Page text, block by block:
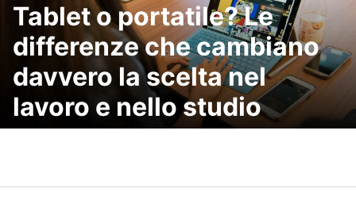
Tablet o portatile? Le
differenze che cambiano
davvero la scelta nel
lavoro e nello studio